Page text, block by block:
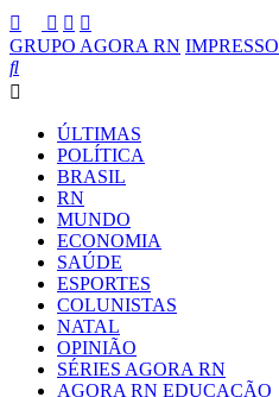
GRUPO AGORA RN IMPRESSO
ÚLTIMAS
POLÍTICA
BRASIL
RN
MUNDO
ECONOMIA
SAÚDE
ESPORTES
COLUNISTAS
NATAL
OPINIÃO
SÉRIES AGORA RN
AGORA RN EDUCAÇÃO